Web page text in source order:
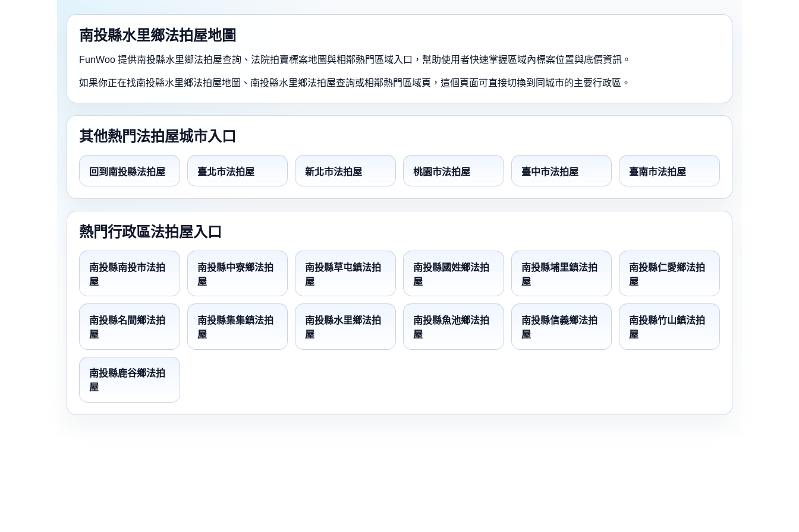
南投縣水里鄉法拍屋地圖
FunWoo 提供南投縣水里鄉法拍屋查詢、法院拍賣標案地圖與相鄰熱門區域入口，幫助使用者快速掌握區域內標案位置與底價資訊。
如果你正在找南投縣水里鄉法拍屋地圖、南投縣水里鄉法拍屋查詢或相鄰熱門區域頁，這個頁面可直接切換到同城市的主要行政區。
其他熱門法拍屋城市入口
回到南投縣法拍屋 臺北市法拍屋 新北市法拍屋 桃園市法拍屋 臺中市法拍屋 臺南市法拍屋
熱門行政區法拍屋入口
南投縣南投市法拍
屋
南投縣中寮鄉法拍
屋
南投縣草屯鎮法拍
屋
南投縣國姓鄉法拍
屋
南投縣埔里鎮法拍
屋
南投縣仁愛鄉法拍
屋
南投縣名間鄉法拍
屋
南投縣集集鎮法拍
屋
南投縣水里鄉法拍
屋
南投縣魚池鄉法拍
屋
南投縣信義鄉法拍
屋
南投縣竹山鎮法拍
屋
南投縣鹿谷鄉法拍
屋